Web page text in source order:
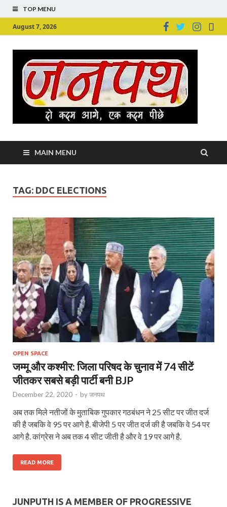
TOP MENU
August 7, 2026
MAIN MENU
TAG: DDC ELECTIONS
OPEN SPACE
जम्मू और कश्मीर: जिला परिषद के चुनाव में 74 सीटें
जीतकर सबसे बड़ी पार्टी बनी BJP
December 22, 2020 - byजनपथ
अब तक मिले नतीजों के मुताबिक गुपकार गठबंधन ने 25 सीट पर जीत दर्ज
की है जबकि वे 95 पर आगे है. बीजेपी 5 पर जीत दर्ज की है जबकि वे 54 पर
आगे है. कांग्रेस ने अब तक 4 सीट जीती है और वे 19 पर आगे है.
READ MORE
JUNPUTH IS A MEMBER OF PROGRESSIVE